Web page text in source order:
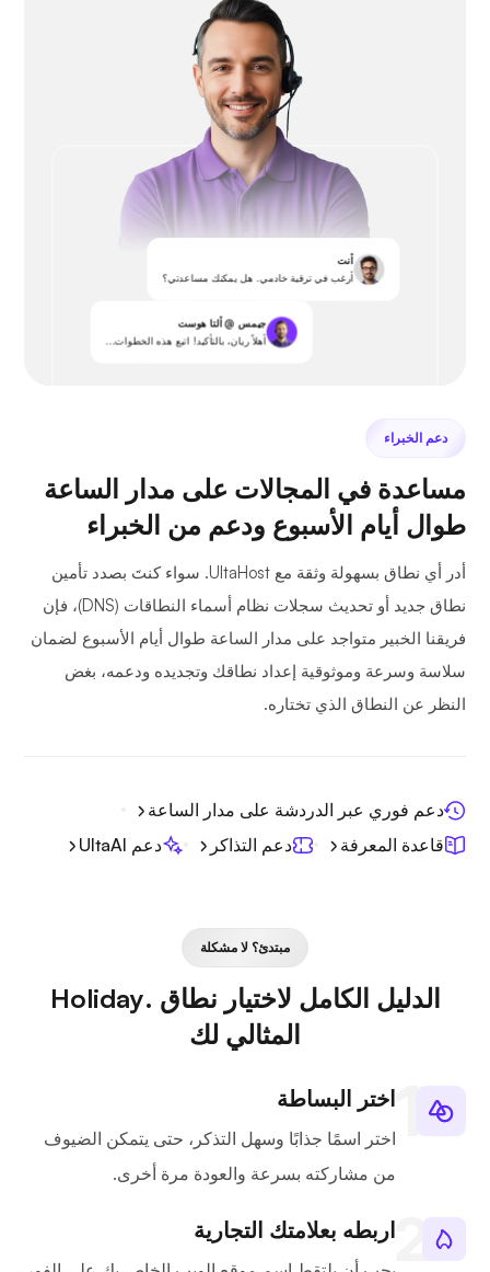
أنت
أرغب في ترقية خادمي. هل يمكنك مساعدتي؟
جيمس @ ألتا هوست
أهلاً ريان، بالتأكيد! اتبع هذه الخطوات...
دعم الخبراء
مساعدة في المجالات على مدار الساعة
طوال أيام الأسبوع ودعم من الخبراء
أدر أي نطاق بسهولة وثقة مع UltaHost. سواء كنتَ بصدد تأمين
نطاق جديد أو تحديث سجلات نظام أسماء النطاقات (DNS)، فإن
فريقنا الخبير متواجد على مدار الساعة طوال أيام الأسبوع لضمان
سلاسة وسرعة وموثوقية إعداد نطاقك وتجديده ودعمه، بغض
النظر عن النطاق الذي تختاره.
دعم فوري عبر الدردشة على مدار الساعة
قاعدة المعرفة
دعم التذاكر دعم UltaAI
مبتدئ؟ لا مشكلة
الدليل الكامل لاختيار نطاق .Holiday
المثالي لك
اختر البساطة
اختر اسمًا جذابًا وسهل التذكر، حتى يتمكن الضيوف
من مشاركته بسرعة والعودة مرة أخرى.
اربطه بعلامتك التجارية